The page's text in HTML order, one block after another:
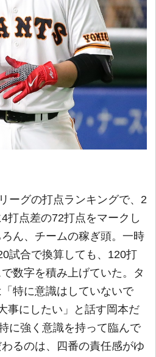
ーグの打点ランキングで、2
4打点差の72打点をマークし
ん、チームの稼ぎ頭。一時
試合で換算しても、120打
数字を積み上げていた。タ
特に意識はしていないで
事にしたい」と話す岡本だ
に強く意識を持って臨んで
るのは、四番の責任感がゆ